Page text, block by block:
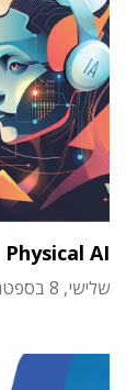
Physical AI
שלישי, 8 בספטמבר 2026